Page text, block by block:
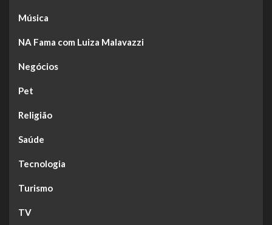
Música
NA Fama com Luiza Malavazzi
Negócios
Pet
Religião
Saúde
Tecnologia
Turismo
TV